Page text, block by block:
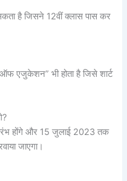
है जिसने 12वीं क्लास पास कर
ऑफ एजुकेशन” भी होता है जिसे शार्ट
होंगे और 15 जुलाई 2023 तक
जाएगा।